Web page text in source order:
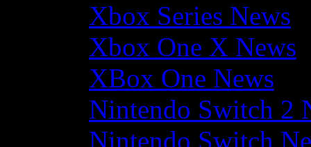
Xbox Series News
Xbox One X News
XBox One News
Nintendo Switch 2
Nintendo Switch